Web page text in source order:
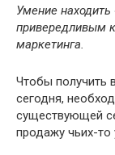
Умение
привередливым
маркетинга.
Чтобы получить
сегодня,
существующей
продажу чьих-то